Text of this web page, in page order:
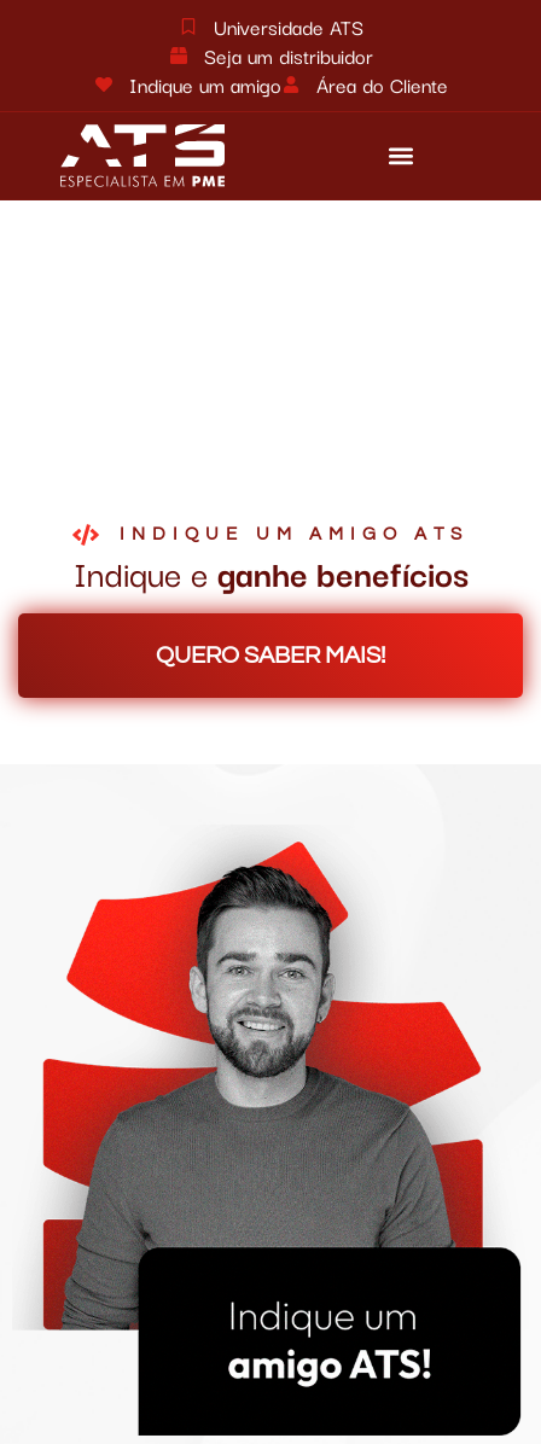
Universidade ATS
Seja um distribuidor
Indique um amigo
Área do Cliente
INDIQUE UM AMIGO ATS
Indique e ganhe benefícios
QUERO SABER MAIS!